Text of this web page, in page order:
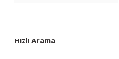
Hızlı Arama